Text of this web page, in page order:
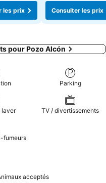
les prix
Consulter les prix
pour Pozo Alcón
Parking
laver TV / divertissements
fumeurs
acceptés